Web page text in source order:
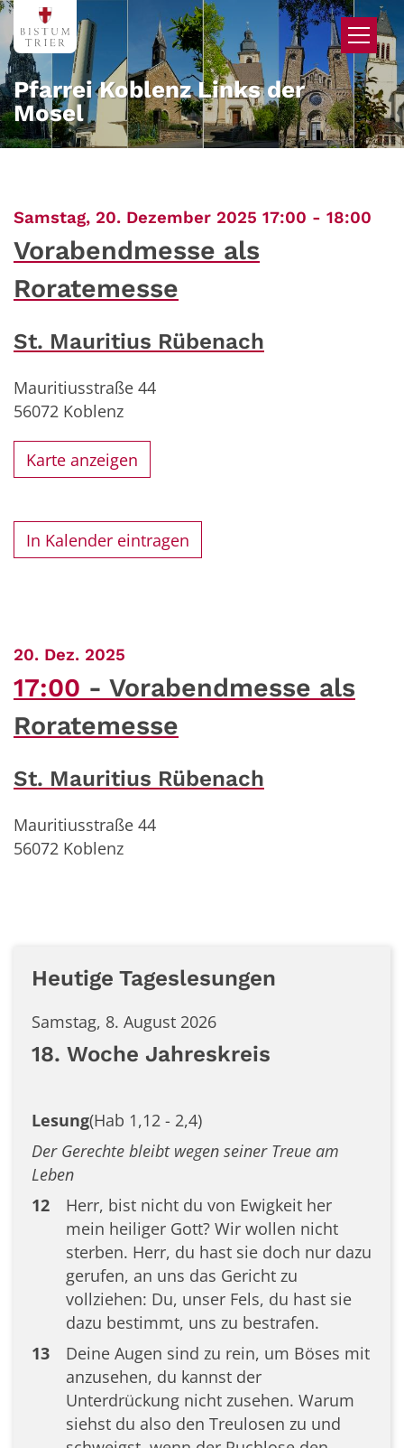
Zum Inhalt springen
Pfarrei Koblenz Links der
Mosel
Samstag, 20. Dezember 2025 17:00 - 18:00
Vorabendmesse als
Roratemesse
St. Mauritius Rübenach
Mauritiusstraße 44
56072 Koblenz
Karte anzeigen
In Kalender eintragen
20. Dez. 2025
17:00
Vorabendmesse als
Roratemesse
St. Mauritius Rübenach
Mauritiusstraße 44
56072 Koblenz
Heutige Tageslesungen
Samstag, 8. August 2026
18. Woche Jahreskreis
Lesung(Hab 1,12 - 2,4)
Der Gerechte bleibt wegen seiner Treue am
Leben
12
Herr, bist nicht du von Ewigkeit her
mein heiliger Gott? Wir wollen nicht
sterben. Herr, du hast sie doch nur dazu
gerufen, an uns das Gericht zu
vollziehen: Du, unser Fels, du hast sie
dazu bestimmt, uns zu bestrafen.
13
Deine Augen sind zu rein, um Böses mit
anzusehen, du kannst der
Unterdrückung nicht zusehen. Warum
siehst du also den Treulosen zu und